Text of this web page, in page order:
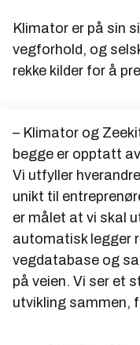
Klimator er på sin
vegforhold, og
rekke kilder for å
– Klimator og
begge er opptatt
Vi utfyller
unikt til
er målet at vi skal
automatisk legger
vegdatabase og
på veien. Vi ser et
utvikling sammen,